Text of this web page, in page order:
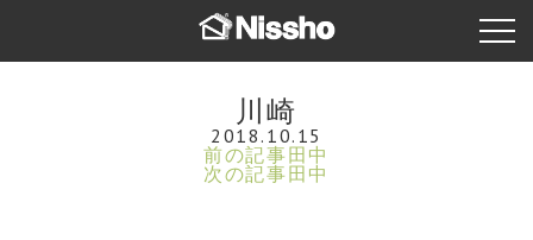
川崎
2018.10.15
前の記事田中
次の記事田中